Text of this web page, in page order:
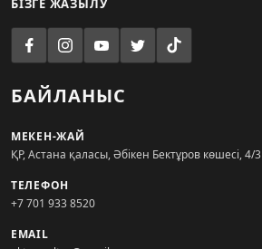
БАЙЛАНЫС
МЕКЕН-ЖАЙ
ҚР, Астана қаласы, Әбікен Бектұров көшесі, 4/3
ТЕЛЕФОН
+7 701 933 8520
EMAIL